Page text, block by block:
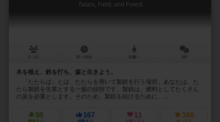
Tatara, Field, and Forest
2～4人 30～50分 10歳～ 8件
木を植え、鉄を打ち、森と生きよう。
「たたらば」とは、たたらを用いて製鉄を行う場所。あなたは、た
たら製鉄を生業とする一族の頭領です。製鉄は、燃料としてたくさん
の炭を必要とします。そのため、製鉄を続けるために、...
98 167 11 166